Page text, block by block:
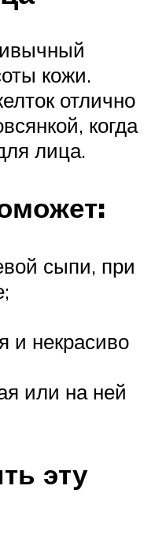
кожи.
отлично
когда
лица.
сыпи, при
и некрасиво
или на ней
эту